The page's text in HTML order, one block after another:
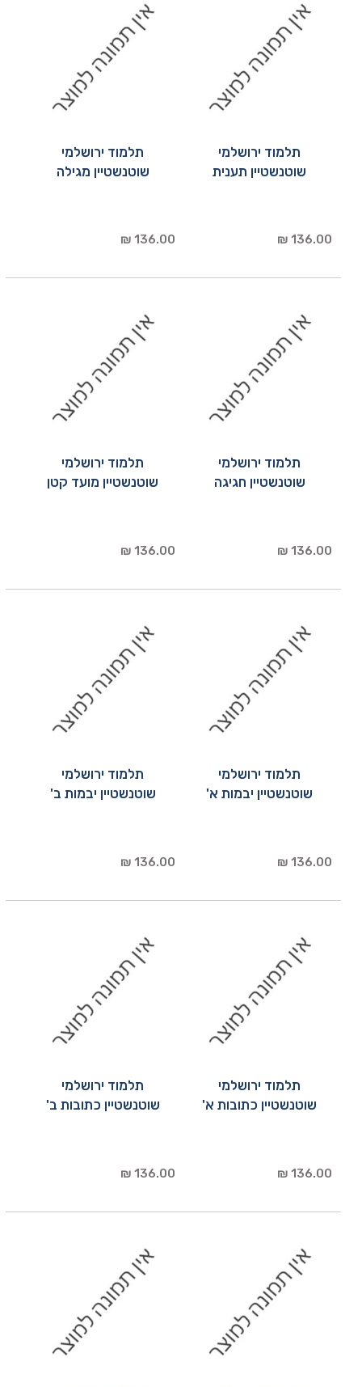
תלמוד ירושלמי
שוטנשטיין תענית
136.00 ₪
תלמוד ירושלמי
שוטנשטיין מגילה
136.00 ₪
תלמוד ירושלמי
שוטנשטיין חגיגה
136.00 ₪
תלמוד ירושלמי
שוטנשטיין מועד קטן
136.00 ₪
תלמוד ירושלמי
שוטנשטיין יבמות א'
136.00 ₪
תלמוד ירושלמי
שוטנשטיין יבמות ב'
136.00 ₪
תלמוד ירושלמי
שוטנשטיין כתובות א'
136.00 ₪
תלמוד ירושלמי
שוטנשטיין כתובות ב'
136.00 ₪